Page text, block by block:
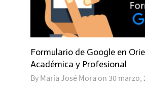
Formulario de Google en
Académica y Profesional
By María José Mora on 30 marzo,